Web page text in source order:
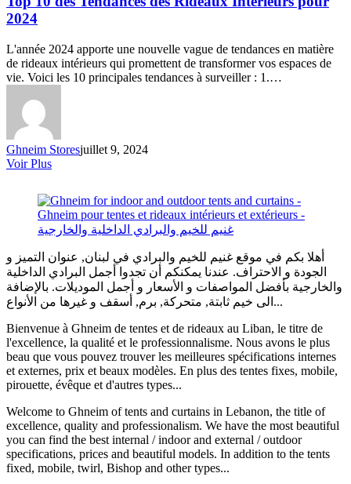
des
Rideaux
Intérieurs
pour
2024
2024
L'année 2024 apporte une nouvelle vague de tendances en matière
de rideaux intérieurs qui promettent de transformer vos espaces de
vie. Voici les 10 principales tendances à surveiller : 1.…
Ghneim Storesjuillet 9, 2024
Voir Plus
أهلا بكم في موقع غنيم للخيم والبرادي في لبنان, عنوان التميز و
الجودة و الاحتراف. عندنا يمكنكم أن تجدوا أجمل البرادي الداخلية
والخارجية بأفضل المواصفات و الأسعار و أجمل الموديلات. بالإضافة
الى خيم ثابتة, متحركة, برم, أسقف و غيرها من الأنواع...
Bienvenue à Ghneim de tentes et de rideaux au Liban, le titre de
l'excellence, la qualité et le professionnalisme. Nous avons le plus
beau que vous pouvez trouver les meilleures spécifications internes
et externes, prix et beaux modèles. En plus des tentes fixes, mobile,
pirouette, évêque et d'autres types...
Welcome to Ghneim of tents and curtains in Lebanon, the title of
excellence, quality and professionalism. We have the most beautiful
you can find the best internal / indoor and external / outdoor
specifications, prices and beautiful models. In addition to the tents
fixed, mobile, twirl, Bishop and other types...